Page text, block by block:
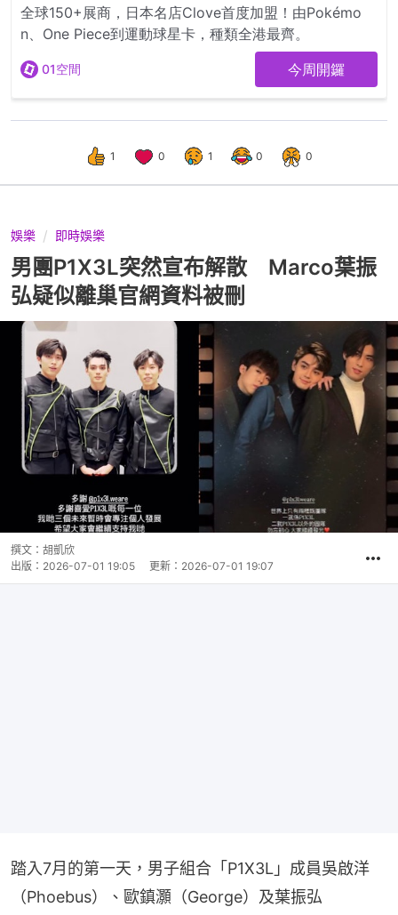
1 0 1 0 0
娛樂 即時娛樂
男團P1X3L突然宣布解散 Marco葉振
弘疑似離巢官網資料被刪
撰文： 胡凱欣
出版： 2026-07-01 19:05 更新： 2026-07-01 19:07
踏入7月的第一天，男子組合「P1X3L」成員吳啟洋
（Phoebus）、歐鎮灝（George）及葉振弘